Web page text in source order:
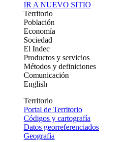
IR A NUEVO SITIO
Territorio
Población
Economía
Sociedad
El Indec
Productos y servicios
Métodos y definiciones
Comunicación
English
Territorio
Portal de Territorio
Códigos y cartografía
Datos georreferenciados
Geografía